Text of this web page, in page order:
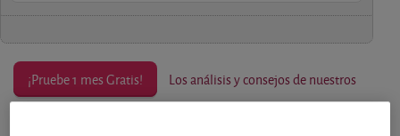
¡Pruebe 1 mes Gratis! Los análisis y consejos de nuestros